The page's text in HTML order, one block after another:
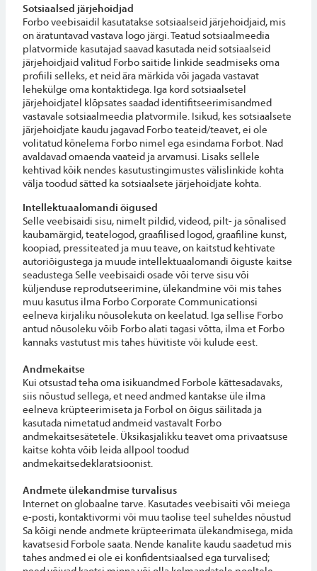
Sotsiaalsed järjehoidjad
Forbo veebisaidil kasutatakse sotsiaalseid järjehoidjaid, mis
on äratuntavad vastava logo järgi. Teatud sotsiaalmeedia
platvormide kasutajad saavad kasutada neid sotsiaalseid
järjehoidjaid valitud Forbo saitide linkide seadmiseks oma
profiili selleks, et neid ära märkida või jagada vastavat
lehekülge oma kontaktidega. Iga kord sotsiaalsetel
järjehoidjatel klõpsates saadad identifitseerimisandmed
vastavale sotsiaalmeedia platvormile. Isikud, kes sotsiaalsete
järjehoidjate kaudu jagavad Forbo teateid/teavet, ei ole
volitatud kõnelema Forbo nimel ega esindama Forbot. Nad
avaldavad omaenda vaateid ja arvamusi. Lisaks sellele
kehtivad kõik nendes kasutustingimustes välislinkide kohta
välja toodud sätted ka sotsiaalsete järjehoidjate kohta.
Intellektuaalomandi õigused
Selle veebisaidi sisu, nimelt pildid, videod, pilt- ja sõnalised
kaubamärgid, teatelogod, graafilised logod, graafiline kunst,
koopiad, pressiteated ja muu teave, on kaitstud kehtivate
autoriõigustega ja muude intellektuaalomandi õiguste kaitse
seadustega Selle veebisaidi osade või terve sisu või
küljenduse reprodutseerimine, ülekandmine või mis tahes
muu kasutus ilma Forbo Corporate Communicationsi
eelneva kirjaliku nõusolekuta on keelatud. Iga sellise Forbo
antud nõusoleku võib Forbo alati tagasi võtta, ilma et Forbo
kannaks vastutust mis tahes hüvitiste või kulude eest.
Andmekaitse
Kui otsustad teha oma isikuandmed Forbole kättesadavaks,
siis nõustud sellega, et need andmed kantakse üle ilma
eelneva krüpteerimiseta ja Forbol on õigus säilitada ja
kasutada nimetatud andmeid vastavalt Forbo
andmekaitsesätetele. Üksikasjalikku teavet oma privaatsuse
kaitse kohta võib leida allpool toodud
andmekaitsedeklaratsioonist.
Andmete ülekandmise turvalisus
Internet on globaalne tarve. Kasutades veebisaiti või meiega
e-posti, kontaktivormi või muu taolise teel suheldes nõustud
Sa kõigi nende andmete krüpteerimata ülekandmisega, mida
kavatsesid Forbole saata. Nende kanalite kaudu saadetud mis
tahes andmed ei ole ei konfidentsiaalsed ega turvalised;